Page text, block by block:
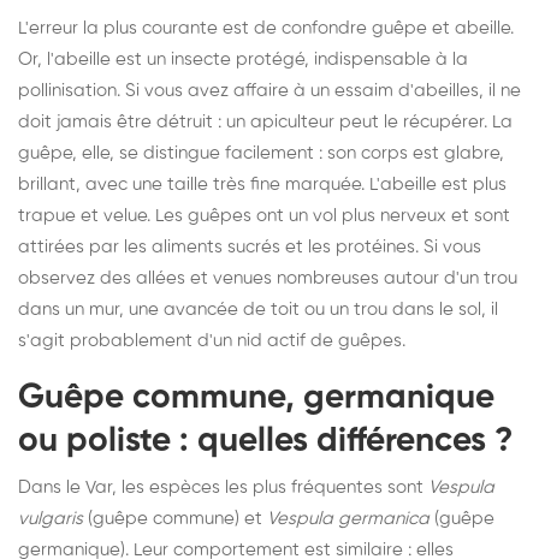
L'erreur la plus courante est de confondre guêpe et abeille.
Or, l'abeille est un insecte protégé, indispensable à la
pollinisation. Si vous avez affaire à un essaim d'abeilles, il ne
doit jamais être détruit : un apiculteur peut le récupérer. La
guêpe, elle, se distingue facilement : son corps est glabre,
brillant, avec une taille très fine marquée. L'abeille est plus
trapue et velue. Les guêpes ont un vol plus nerveux et sont
attirées par les aliments sucrés et les protéines. Si vous
observez des allées et venues nombreuses autour d'un trou
dans un mur, une avancée de toit ou un trou dans le sol, il
s'agit probablement d'un nid actif de guêpes.
Guêpe commune, germanique
ou poliste : quelles différences ?
Dans le Var, les espèces les plus fréquentes sont Vespula
vulgaris(guêpe commune) et Vespula germanica (guêpe
germanique). Leur comportement est similaire : elles